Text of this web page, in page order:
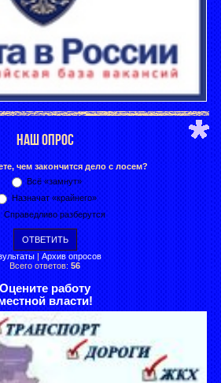
НАШ ОПРОС
чем закончится дело с лосем?
Всё «замнут»
Назначат «крайнего»
Справедливо разберутся
| Архив опросов
Всего ответов: 56
Оцените работу
власти!